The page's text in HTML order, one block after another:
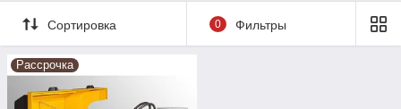
Сортировка 0 Фильтры
Рассрочка